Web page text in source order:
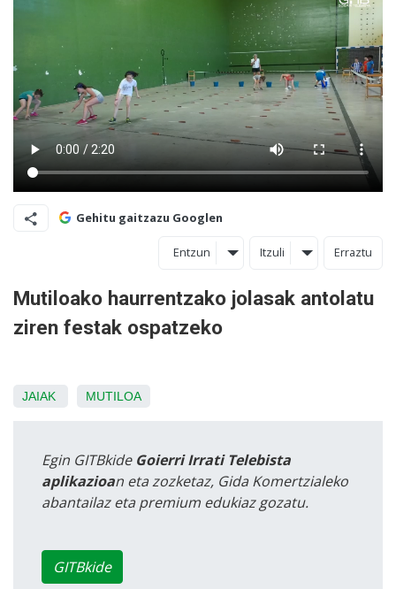
Gehitu gaitzazu Googlen
Entzun Itzuli Erraztu
Mutiloako haurrentzako jolasak antolatu
ziren festak ospatzeko
JAIAK MUTILOA
Egin GITBkide Goierri Irrati Telebista
aplikazioan eta zozketaz, Gida Komertzialeko
abantailaz eta premium edukiaz gozatu.
GITBkide